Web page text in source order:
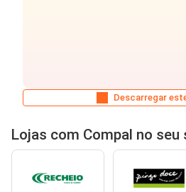
Descarregar
Lojas com Compal no